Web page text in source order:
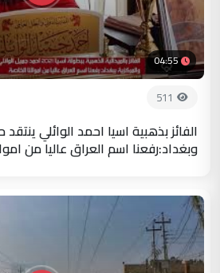
04:55
511
الفائز بذهبية اسيا احمد الوائلي
وبغداد:رفعنا اسم العراق عاليا من